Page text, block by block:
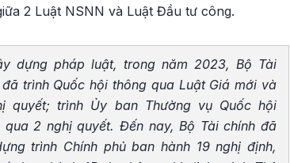
2 Luật NSNN và Luật Đầu tư công.
dựng pháp luật, trong năm 2023, Bộ Tài
trình Quốc hội thông qua Luật Giá mới và
quyết; trình Ủy ban Thường vụ Quốc hội
qua 2 nghị quyết. Đến nay, Bộ Tài chính đã
trình Chính phủ ban hành 19 nghị định,